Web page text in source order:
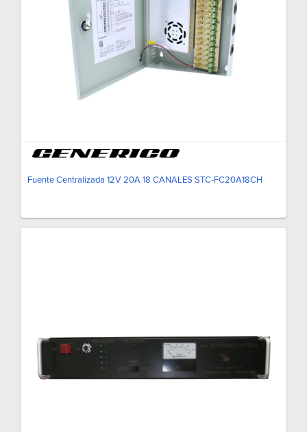
Fuente Centralizada 12V 20A 18 CANALES STC-FC20A18CH